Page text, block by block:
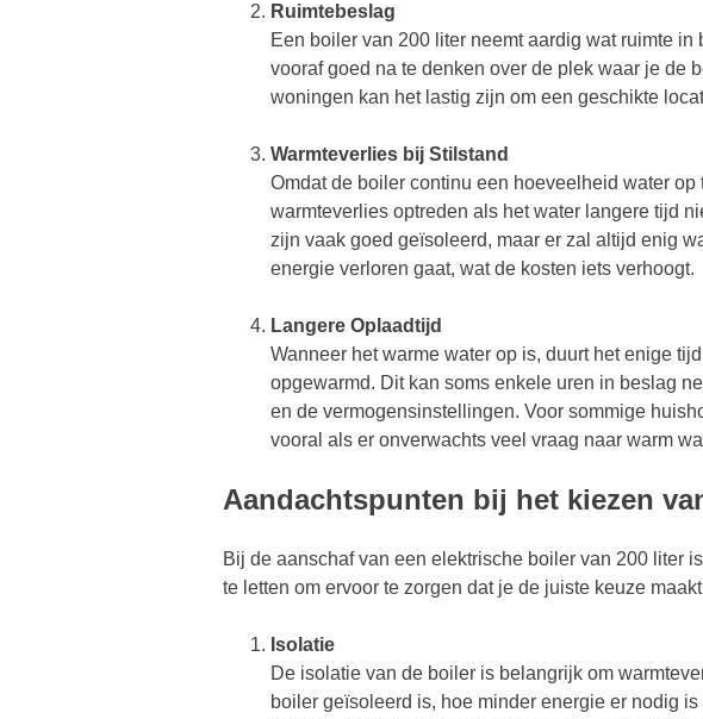
Ruimtebeslag
Een boiler van 200 liter neemt aardig wat ruimte
vooraf goed na te denken over de plek waar je de
woningen kan het lastig zijn om een geschikte
Warmteverlies bij Stilstand
Omdat de boiler continu een hoeveelheid water op
warmteverlies optreden als het water langere tijd
zijn vaak goed geïsoleerd, maar er zal altijd enig
energie verloren gaat, wat de kosten iets verhoogt.
Langere Oplaadtijd
Wanneer het warme water op is, duurt het enige
opgewarmd. Dit kan soms enkele uren in beslag
en de vermogensinstellingen. Voor sommige
vooral als er onverwachts veel vraag naar warm
Aandachtspunten bij het kiezen
Bij de aanschaf van een elektrische boiler van 200 liter
te letten om ervoor te zorgen dat je de juiste keuze
Isolatie
De isolatie van de boiler is belangrijk om
boiler geïsoleerd is, hoe minder energie er nodig